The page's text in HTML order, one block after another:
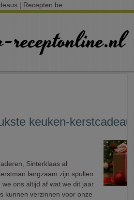
| Recepten.be
keuken-
Sinterklaas al
langzaam zijn spullen
ons altijd af wat we dit jaar
kunnen verzinnen voor onze